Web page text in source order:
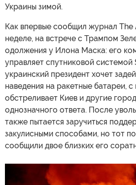
Украины зимой.
Как впервые сообщил журнал
неделе, на встрече с Трампом
одолжения у Илона Маска: его
управляет спутниковой системой
украинский президент хочет
наведения на ракетные батареи,
обстреливает Киев и другие
однозначного ответа. После
также пытается заручиться
закулисными способами, но тот
сообщили двое близких его